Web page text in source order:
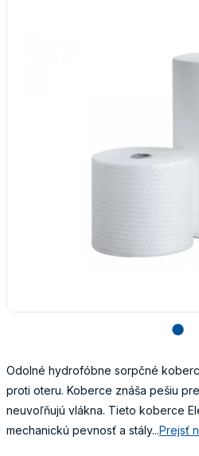
lens
Odolné hydrofóbne sorpčné
proti oteru. Koberce znáša pešiu
neuvoľňujú vlákna. Tieto koberce
mechanickú pevnosť a stály...Prejsť